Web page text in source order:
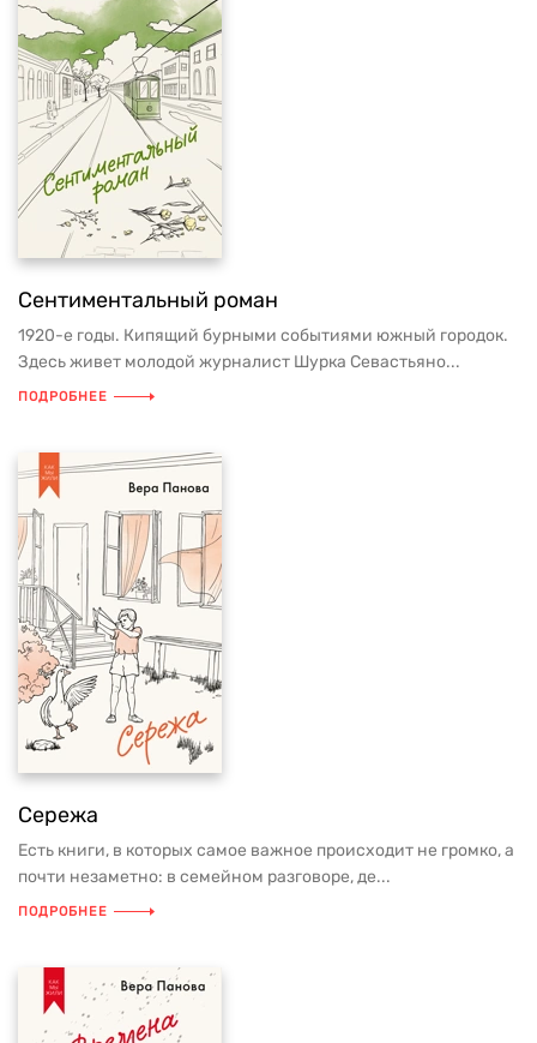
Сентиментальный роман
1920-е годы. Кипящий бурными событиями южный городок.
Здесь живет молодой журналист Шурка Севастьяно...
ПОДРОБНЕЕ
Сережа
Есть книги, в которых самое важное происходит не громко, а
почти незаметно: в семейном разговоре, де...
ПОДРОБНЕЕ